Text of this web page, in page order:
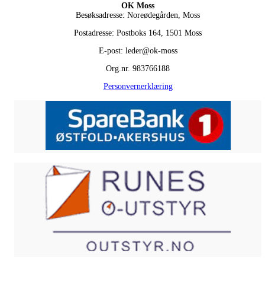
OK Moss
Besøksadresse: Noreødegården, Moss
Postadresse: Postboks 164, 1501 Moss
E-post: leder@ok-moss
Org.nr. 983766188
Personvernerklæring